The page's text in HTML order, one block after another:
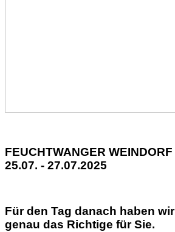
FEUCHTWANGER WEINDORF
25.07. - 27.07.2025
Für den Tag danach haben wir
genau das Richtige für Sie.